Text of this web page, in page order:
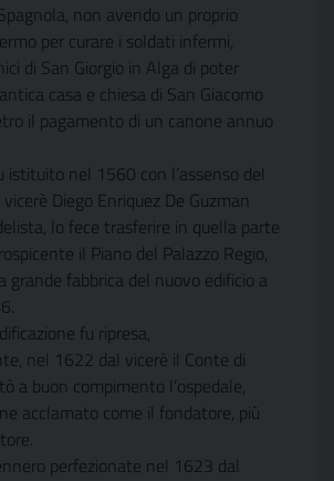
non avendo un proprio
per curare i soldati infermi,
di San Giorgio in Alga di poter
casa e chiesa di San Giacomo
il pagamento di un canone annuo
istituito nel 1560 con l’assenso del
Diego Enriquez De Guzman
lo fece trasferire in quella parte
il Piano del Palazzo Regio,
grande fabbrica del nuovo edificio a
fu ripresa,
nel 1622 dal vicerè il Conte di
a buon compimento l’ospedale,
acclamato come il fondatore, più
perfezionate nel 1623 dal